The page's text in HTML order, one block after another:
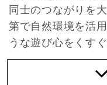
同士のつながりを
第で自然環境を活
うな遊び心をくす
そんな場所にニュ